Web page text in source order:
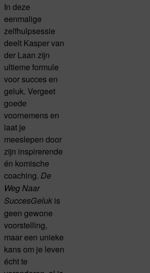
In deze
eenmalige
zelfhulpsessie
deelt Kasper van
der Laan zijn
ultieme formule
voor succes en
geluk. Vergeet
goede
voornemens en
laat je
meeslepen door
zijn inspirerende
én komische
coaching. De
Weg Naar
SuccesGeluk is
geen gewone
voorstelling,
maar een unieke
kans om je leven
écht te